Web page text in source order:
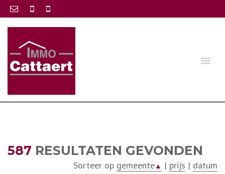
587 RESULTATEN GEVONDEN
Sorteer op gemeente▲ | prijs | datum